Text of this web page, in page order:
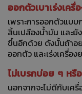
ออกตัวเบาเร่งเครื่
เพราะการออกตัวแบบ
สิ้นเปลืองน้ำมัน และยั
ขึ้นอีกด้วย ดังนั้นถ้าอ
ออกตัว และเร่งเครื่อง
ไม่เบรกบ่อย ๆ หรื
นอกจากจะไม่ดีกับเค